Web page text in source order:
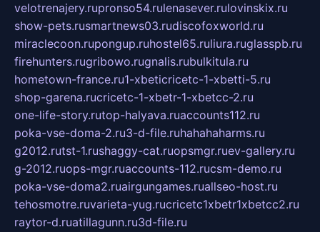
velotrenajery.rupronso54.rulenasever.rulovinskix.ru
show-pets.rusmartnews03.rudiscofoxworld.ru
miraclecoon.rupongup.ruhostel65.ruliura.ruglasspb.ru
firehunters.rugribowo.rugnalis.rubulkitula.ru
hometown-france.ru1-xbeticricetc-1-xbetti-5.ru
shop-garena.rucricetc-1-xbetr-1-xbetcc-2.ru
one-life-story.rutop-halyava.ruaccounts112.ru
poka-vse-doma-2.ru3-d-file.ruhahahaharms.ru
g2012.rutst-1.rushaggy-cat.ruopsmgr.ruev-gallery.ru
g-2012.ruops-mgr.ruaccounts-112.rucsm-demo.ru
poka-vse-doma2.ruairgungames.ruallseo-host.ru
tehosmotre.ruvarieta-yug.rucricetc1xbetr1xbetcc2.ru
raytor-d.ruatillagunn.ru3d-file.ru